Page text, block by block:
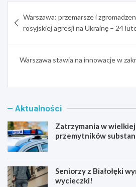
wpisu
Warszawa: przemarsze i
rosyjskiej agresji na Ukrainę – 24
Warszawa stawia na innowacje w
Aktualności
Zatrzymania w
przemytników
Seniorzy z Białołęki
wycieczki!